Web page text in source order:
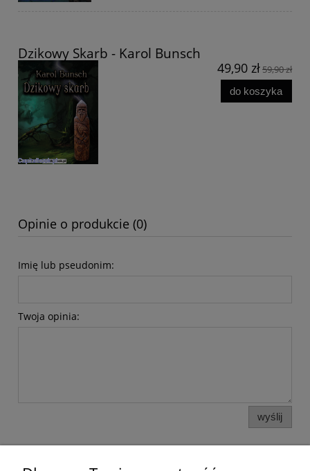
Dzikowy Skarb - Karol Bunsch
49,90 zł59,90 zł
do koszyka
Opinie o produkcie (0)
Imię lub pseudonim:
Twoja opinia:
wyślij